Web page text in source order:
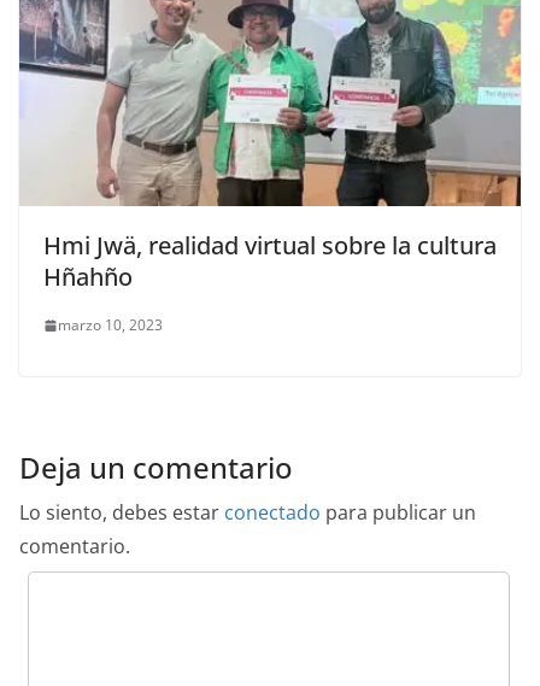
Hmi Jwä, realidad virtual sobre la cultura
Hñahño
marzo 10, 2023
Deja un comentario
Lo siento, debes estar conectado para publicar un
comentario.